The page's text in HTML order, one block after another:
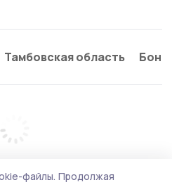
Тамбовская область
файлы. Продолжая